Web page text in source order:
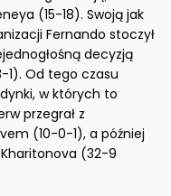
(15-18). Swoją jak
Fernando stoczył
decyzją
1). Od tego czasu
w których to
przegrał z
(10-0-1), a później
(32-9